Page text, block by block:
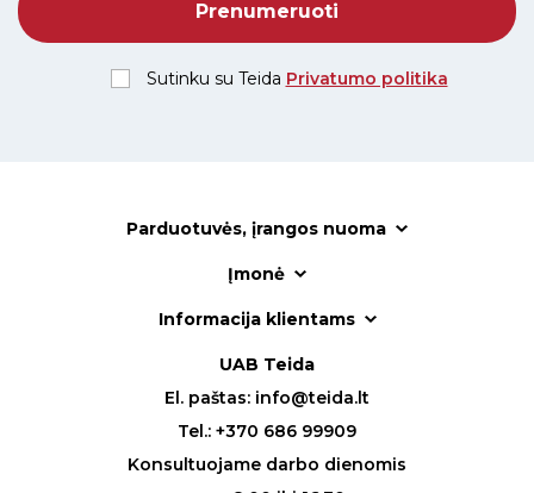
Sutinku su Teida Privatumo politika
Parduotuvės, įrangos nuoma
Įmonė
Informacija klientams
UAB Teida
El. paštas: info@teida.lt
Tel.: +370 686 99909
Konsultuojame darbo dienomis